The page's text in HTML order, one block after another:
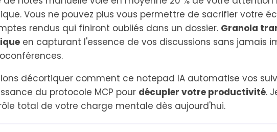
Vous ne pouvez plus vous permettre de sacrifier votre
rendus qui finiront oubliés dans un dossier. Granola
en capturant l'essence de vos discussions sans jamais
décortiquer comment ce notepad IA automatise vos
du protocole MCP pour décupler votre productivité.
total de votre charge mentale dès aujourd'hui.